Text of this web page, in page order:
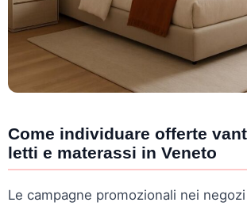
Come individuare offerte
letti e materassi in Veneto
Le campagne promozionali nei